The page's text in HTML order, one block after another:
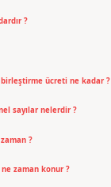
?
ücreti ne kadar ?
sayılar nelerdir ?
?
ne zaman konur ?